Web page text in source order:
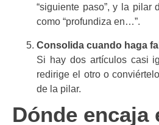
“siguiente paso”, y la pilar
como “profundiza en…”.
Consolida cuando haga
Si hay dos artículos casi
redirige el otro o
de la pilar.
Dónde encaja